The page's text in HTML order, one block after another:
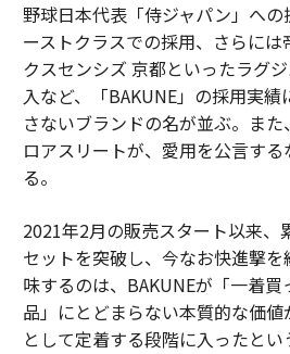
野球日本代表「侍ジャパン」への
ーストクラスでの採用、さらに
クスセンシズ 京都といったラグ
入など、「BAKUNE」の採用実
さないブランドの名が並ぶ。ま
ロアスリートが、愛用を公言す
る。
2021年2月の販売スタート以来、
セットを突破し、今なお快進撃
味するのは、BAKUNEが「一着
品」にとどまらない本質的な価
として定着する段階に入ったとい